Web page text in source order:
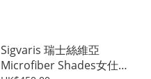
Sigvaris 瑞士絲維亞
Microfiber Shades女仕漸